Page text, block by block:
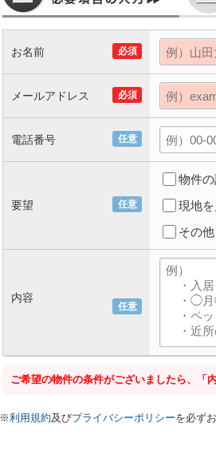
必須
お名前
必須
メールアドレス
任意
電話番号
任意
要望
物件
現地
その他
任意
内容
ご希望の物件の条件がございましたら、「
※利用規約及びプライバシーポリシーを必ず